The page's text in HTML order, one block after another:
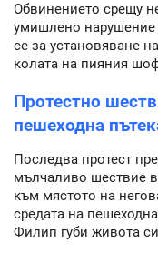
Обвинението срещу
умишлено нарушение
се за установяване
колата на пияния
Протестно
пешеходна
Последва протест
мълчаливо шествие
към мястото на
средата на
Филип губи живота